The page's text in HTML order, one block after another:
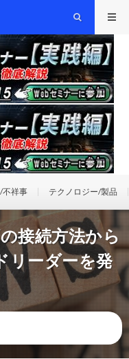
不祥事 テクノロジー/製品
接続方法から
リーダーを発